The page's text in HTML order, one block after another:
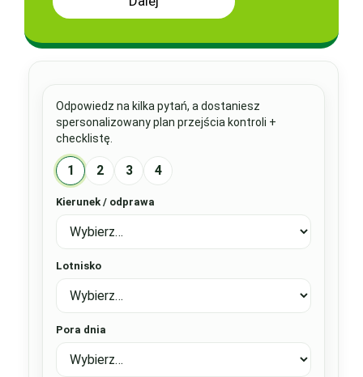
Odpowiedz na kilka pytań, a dostaniesz
spersonalizowany plan przejścia kontroli +
checklistę.
1 2 3 4
Kierunek / odprawa
Lotnisko
Pora dnia